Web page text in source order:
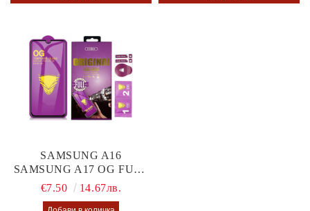
SAMSUNG A16
SAMSUNG A17 OG FULL
GLUE GLASS
€7.50 14.67лв.